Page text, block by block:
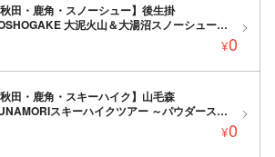
秋田・鹿角・スノーシュー】後生掛
大泥火山＆大湯沼スノーシューツ
ー ～おどろきの景色 真冬の噴気地帯を歩く～
¥0
秋田・鹿角・スキーハイク】山毛森
スキーハイクツアー ～パウダースノ
¥0